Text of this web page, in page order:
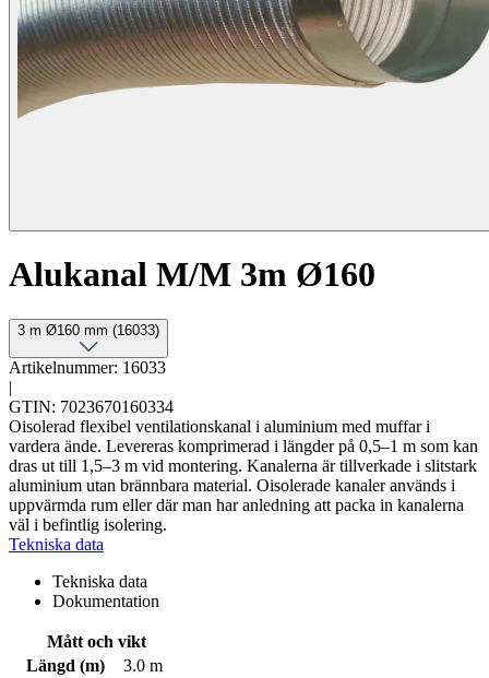
Alukanal M/M 3m Ø160
3 m Ø160 mm (16033)
Artikelnummer: 16033
|
GTIN: 7023670160334
Oisolerad flexibel ventilationskanal i aluminium med muffar i
vardera ände. Levereras komprimerad i längder på 0,5–1 m som kan
dras ut till 1,5–3 m vid montering. Kanalerna är tillverkade i slitstark
aluminium utan brännbara material. Oisolerade kanaler används i
uppvärmda rum eller där man har anledning att packa in kanalerna
väl i befintlig isolering.
Tekniska data
Tekniska data
Dokumentation
Mått och vikt
Längd (m)
3.0 m